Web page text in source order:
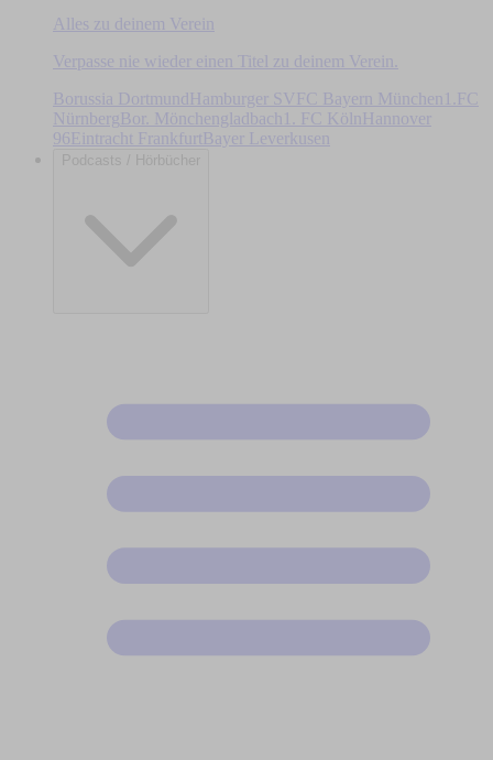
Alles zu deinem Verein
Verpasse nie wieder einen Titel zu deinem Verein.
Borussia DortmundHamburger SV FC Bayern München
1.FC
Nürnberg Bor. Mönchengladbach 1. FC Köln
Hannover
96Eintracht Frankfurt Bayer Leverkusen
Podcasts / Hörbücher